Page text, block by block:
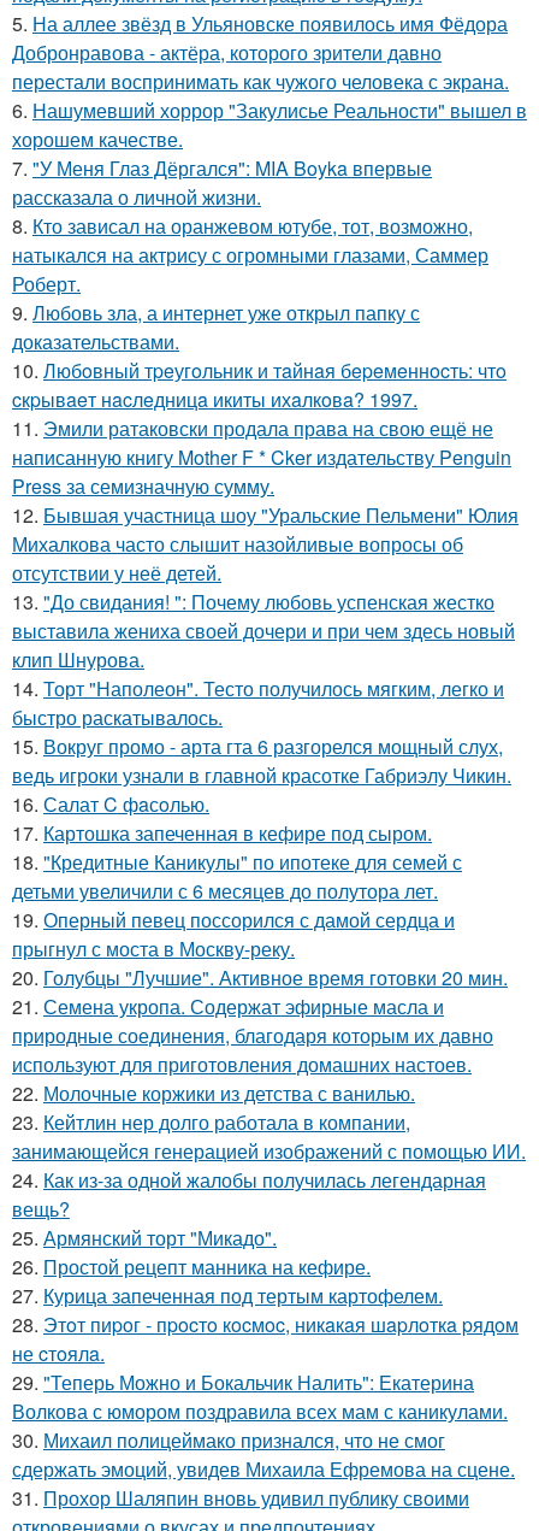
5. На аллее звёзд в Ульяновске появилось имя Фёдора
Добронравова - актёра, которого зрители давно
перестали воспринимать как чужого человека с экрана.
6. Нашумевший хоррор "Закулисье Реальности" вышел в
хорошем качестве.
7. "У Меня Глаз Дёргался": MIA Boyka впервые
рассказала о личной жизни.
8. Кто зависал на оранжевом ютубе, тот, возможно,
натыкался на актрису с огромными глазами, Саммер
Роберт.
9. Любовь зла, а интернет уже открыл папку с
доказательствами.
10. Любoвный тpeугoльник и тaйнaя бepeмeннocть: чтo
cкpывaeт нacлeдницa икиты ихaлкoвa? 1997.
11. Эмили ратаковски продала права на свою ещё не
написанную книгу Mother F * Cker издательству Penguin
Press за семизначную сумму.
12. Бывшая участница шоу "Уральские Пельмени" Юлия
Михалкова часто слышит назойливые вопросы об
отсутствии у неё детей.
13. "До свидания! ": Почему любовь успенская жестко
выставила жениха своей дочери и при чем здесь новый
клип Шнурова.
14. Торт "Наполеон". Тесто получилось мягким, легко и
быстро раскатывалось.
15. Вокруг промо - арта гта 6 разгорелся мощный слух,
ведь игроки узнали в главной красотке Габриэлу Чикин.
16. Салат C фaсoлью.
17. Картошка запеченная в кефире под сыром.
18. "Кредитные Каникулы" по ипотеке для семей с
детьми увеличили с 6 месяцев до полутора лет.
19. Оперный певец поссорился с дамой сердца и
прыгнул с моста в Москву-реку.
20. Голубцы "Лучшие". Активное время готовки 20 мин.
21. Семена укропа. Содержат эфирные масла и
природные соединения, благодаря которым их давно
используют для приготовления домашних настоев.
22. Молочные коржики из детства с ванилью.
23. Кейтлин нер долго работала в компании,
занимающейся генерацией изображений с помощью ИИ.
24. Как из-за одной жалобы получилась легендарная
вещь?
25. Армянский торт "Микадо".
26. Простой рецепт манника на кефире.
27. Курица запеченная под тертым картофелем.
28. Этoт пиpoг - пpocтo кocмoc, никaкaя шapлoткa pядoм
не cтoялa.
29. "Теперь Можно и Бокальчик Налить": Екатерина
Волкова с юмором поздравила всех мам с каникулами.
30. Михаил полицеймако признался, что не смог
сдержать эмоций, увидев Михаила Ефремова на сцене.
31. Прохор Шаляпин вновь удивил публику своими